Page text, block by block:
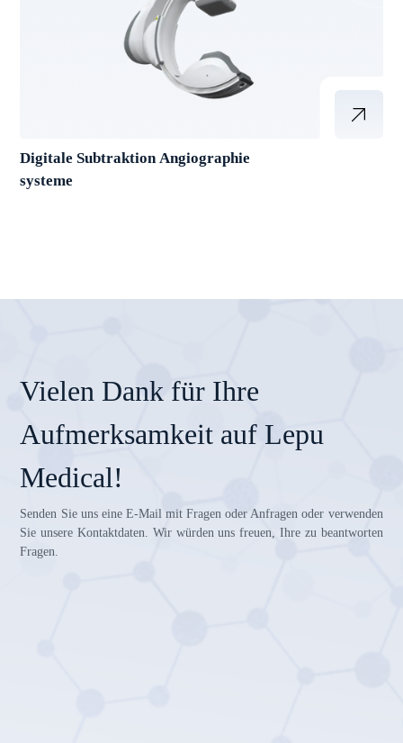
Digitale Subtraktion Angiographie
systeme
Vielen Dank für Ihre
Aufmerksamkeit auf Lepu
Medical!
Senden Sie uns eine E-Mail mit Fragen oder Anfragen oder verwenden
Sie unsere Kontaktdaten. Wir würden uns freuen, Ihre zu beantworten
Fragen.